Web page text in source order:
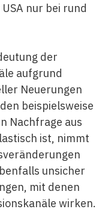
nur bei rund
der
aufgrund
Neuerungen
beispielsweise
Nachfrage aus
ist, nimmt
unsicher
mit denen
wirken.